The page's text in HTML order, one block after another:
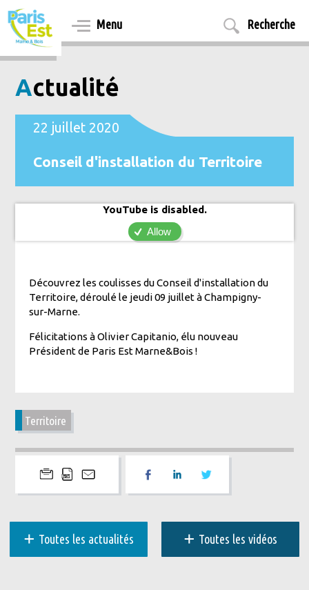
Aller
au
contenu
principal
Menu Recherche
Actualité
22 juillet 2020
Conseil d'installation du Territoire
YouTube is disabled.
Allow
Découvrez les coulisses du Conseil d'installation du
Territoire, déroulé le jeudi 09 juillet à Champigny-
sur-Marne.
Félicitations à Olivier Capitanio, élu nouveau
Président de Paris Est Marne&Bois !
Territoire
+ Toutes les actualités + Toutes les vidéos